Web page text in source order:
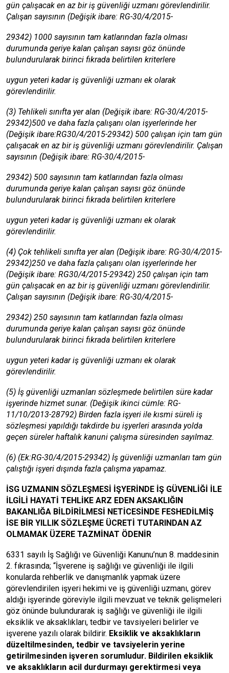
gün çalışacak en az bir iş güvenliği uzmanı görevlendirilir.
Çalışan sayısının (Değişik ibare: RG-30/4/2015-
29342) 1000 sayısının tam katlarından fazla olması
durumunda geriye kalan çalışan sayısı göz önünde
bulundurularak birinci fıkrada belirtilen kriterlere
uygun yeteri kadar iş güvenliği uzmanı ek olarak
görevlendirilir.
(3) Tehlikeli sınıfta yer alan (Değişik ibare: RG-30/4/2015-
29342)500 ve daha fazla çalışanı olan işyerlerinde her
(Değişik ibare:RG30/4/2015-29342) 500 çalışan için tam gün
çalışacak en az bir iş güvenliği uzmanı görevlendirilir. Çalışan
sayısının (Değişik ibare: RG-30/4/2015-
29342) 500 sayısının tam katlarından fazla olması
durumunda geriye kalan çalışan sayısı göz önünde
bulundurularak birinci fıkrada belirtilen kriterlere
uygun yeteri kadar iş güvenliği uzmanı ek olarak
görevlendirilir.
(4) Çok tehlikeli sınıfta yer alan (Değişik ibare: RG-30/4/2015-
29342)250 ve daha fazla çalışanı olan işyerlerinde her
(Değişik ibare: RG30/4/2015-29342) 250 çalışan için tam
gün çalışacak en az bir iş güvenliği uzmanı görevlendirilir.
Çalışan sayısının (Değişik ibare: RG-30/4/2015-
29342) 250 sayısının tam katlarından fazla olması
durumunda geriye kalan çalışan sayısı göz önünde
bulundurularak birinci fıkrada belirtilen kriterlere
uygun yeteri kadar iş güvenliği uzmanı ek olarak
görevlendirilir.
(5) İş güvenliği uzmanları sözleşmede belirtilen süre kadar
işyerinde hizmet sunar. (Değişik ikinci cümle: RG-
11/10/2013-28792) Birden fazla işyeri ile kısmi süreli iş
sözleşmesi yapıldığı takdirde bu işyerleri arasında yolda
geçen süreler haftalık kanuni çalışma süresinden sayılmaz.
(6) (Ek:RG-30/4/2015-29342) İş güvenliği uzmanları tam gün
çalıştığı işyeri dışında fazla çalışma yapamaz.
İSG UZMANIN SÖZLEŞMESİ İŞYERİNDE İŞ GÜVENLİĞİ İLE
İLGİLİ HAYATİ TEHLİKE ARZ EDEN AKSAKLIĞIN
BAKANLIĞA BİLDİRİLMESİ NETİCESİNDE FESHEDİLMİŞ
İSE BİR YILLIK SÖZLEŞME ÜCRETİ TUTARINDAN AZ
OLMAMAK ÜZERE TAZMİNAT ÖDENİR
6331 sayılı İş Sağlığı ve Güvenliği Kanunu’nun 8. maddesinin
2. fıkrasında; “İşverene iş sağlığı ve güvenliği ile ilgili
konularda rehberlik ve danışmanlık yapmak üzere
görevlendirilen işyeri hekimi ve iş güvenliği uzmanı, görev
aldığı işyerinde göreviyle ilgili mevzuat ve teknik gelişmeleri
göz önünde bulundurarak iş sağlığı ve güvenliği ile ilgili
eksiklik ve aksaklıkları, tedbir ve tavsiyeleri belirler ve
işverene yazılı olarak bildirir. Eksiklik ve aksaklıkların
düzeltilmesinden, tedbir ve tavsiyelerin yerine
getirilmesinden işveren sorumludur. Bildirilen eksiklik
ve aksaklıkların acil durdurmayı gerektirmesi veya